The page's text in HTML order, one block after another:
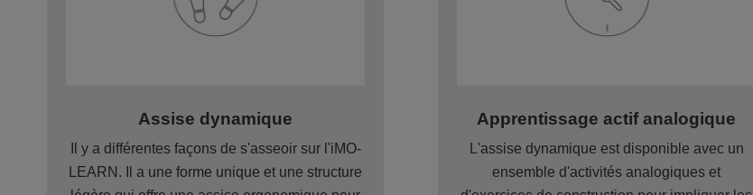
Assise dynamique
Il y a différentes façons de s'asseoir sur l'iMO-
LEARN. Il a une forme unique et une structure
Apprentissage actif analogique
L'assise dynamique est disponible avec un
ensemble d'activités analogiques et